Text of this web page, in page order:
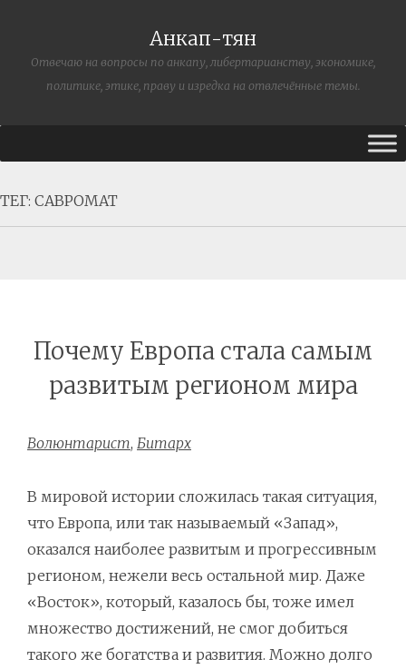
Анкап-тян
Отвечаю на вопросы по анкапу, либертарианству, экономике,
политике, этике, праву и изредка на отвлечённые темы.
ТЕГ: САВРОМАТ
Почему Европа стала самым
развитым регионом мира
Волюнтарист, Битарх
В мировой истории сложилась такая ситуация,
что Европа, или так называемый «Запад»,
оказался наиболее развитым и прогрессивным
регионом, нежели весь остальной мир. Даже
«Восток», который, казалось бы, тоже имел
множество достижений, не смог добиться
такого же богатства и развития. Можно долго